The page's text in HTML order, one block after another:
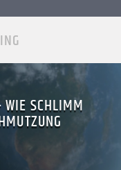
WIE SCHLIMM